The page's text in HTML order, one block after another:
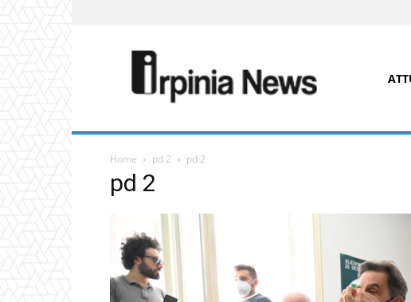
Home pd 2 pd 2
pd 2